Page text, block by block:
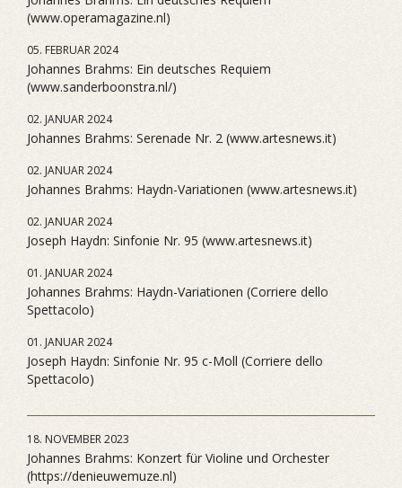
(www.operamagazine.nl)
05. FEBRUAR 2024
Johannes Brahms: Ein deutsches Requiem
(www.sanderboonstra.nl/)
02. JANUAR 2024
Johannes Brahms: Serenade Nr. 2 (www.artesnews.it)
02. JANUAR 2024
Johannes Brahms: Haydn-Variationen (www.artesnews.it)
02. JANUAR 2024
Joseph Haydn: Sinfonie Nr. 95 (www.artesnews.it)
01. JANUAR 2024
Johannes Brahms: Haydn-Variationen (Corriere dello
Spettacolo)
01. JANUAR 2024
Joseph Haydn: Sinfonie Nr. 95 c-Moll (Corriere dello
Spettacolo)
18. NOVEMBER 2023
Johannes Brahms: Konzert für Violine und Orchester
(https://denieuwemuze.nl)